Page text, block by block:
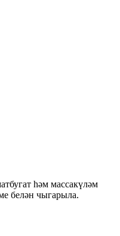
һәм массакүләм
белән чыгарыла.